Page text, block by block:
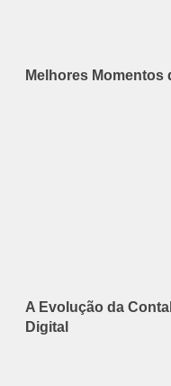
Melhores Momentos
A Evolução da
Digital